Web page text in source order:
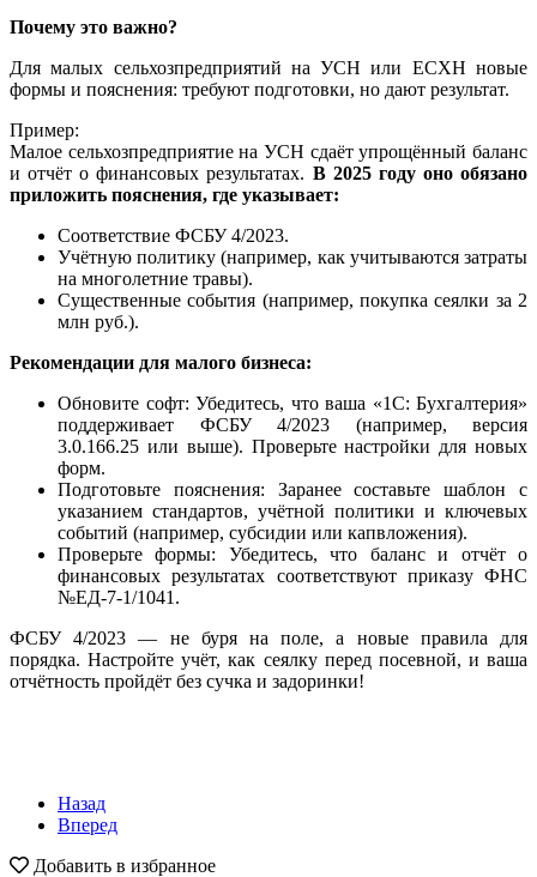
Почему это важно?
Для малых сельхозпредприятий на УСН или ЕСХН новые
формы и пояснения: требуют подготовки, но дают результат.
Пример:
Малое сельхозпредприятие на УСН сдаёт упрощённый баланс
и отчёт о финансовых результатах. В 2025 году оно обязано
приложить пояснения, где указывает:
Соответствие ФСБУ 4/2023.
Учётную политику (например, как учитываются затраты
на многолетние травы).
Существенные события (например, покупка сеялки за 2
млн руб.).
Рекомендации для малого бизнеса:
Обновите софт: Убедитесь, что ваша «1С: Бухгалтерия»
поддерживает ФСБУ 4/2023 (например, версия
3.0.166.25 или выше). Проверьте настройки для новых
форм.
Подготовьте пояснения: Заранее составьте шаблон с
указанием стандартов, учётной политики и ключевых
событий (например, субсидии или капвложения).
Проверьте формы: Убедитесь, что баланс и отчёт о
финансовых результатах соответствуют приказу ФНС
№ЕД-7-1/1041.
ФСБУ 4/2023 — не буря на поле, а новые правила для
порядка. Настройте учёт, как сеялку перед посевной, и ваша
отчётность пройдёт без сучка и задоринки!
Назад
Вперед
Добавить в избранное